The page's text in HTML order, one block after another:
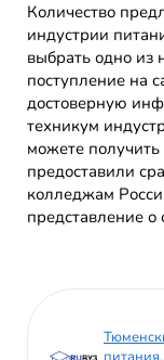
Количество
индустрии
выбрать одно из
поступление на
достоверную
техникум
можете
предоставили
колледжам
представление о